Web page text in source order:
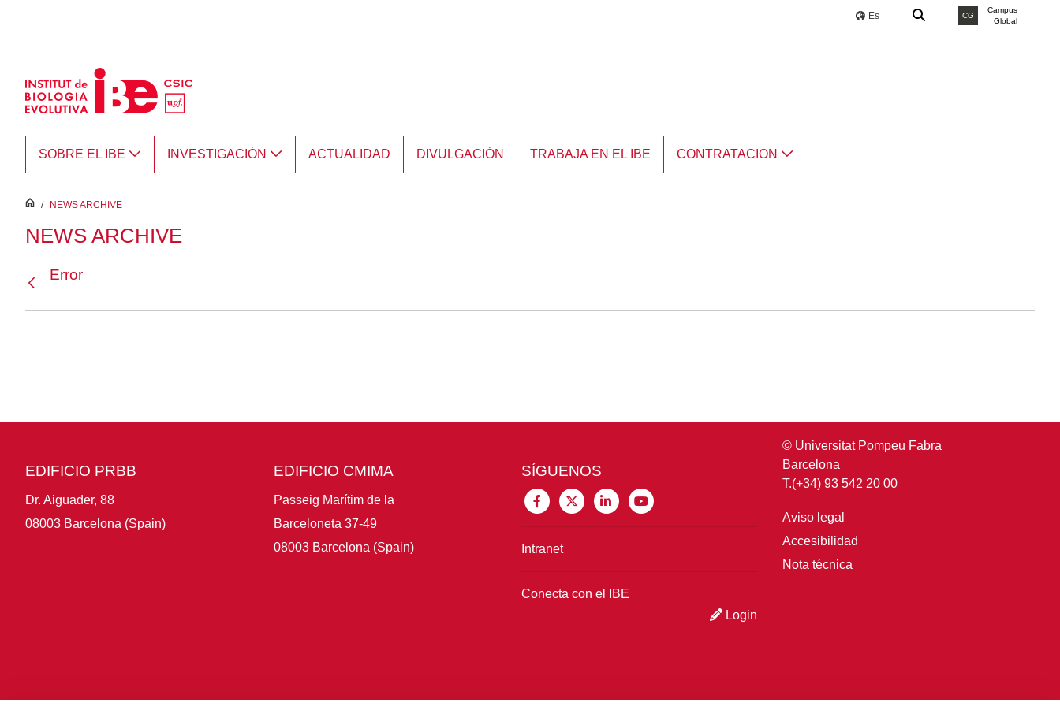
Es CG
Campus
Global
SOBRE EL IBE INVESTIGACIÓN ACTUALIDAD DIVULGACIÓN TRABAJA EN EL IBE CONTRATACION
inici
/ NEWS ARCHIVE
NEWS ARCHIVE
Error
EDIFICIO PRBB
Dr. Aiguader, 88
08003 Barcelona (Spain)
EDIFICIO CMIMA
Passeig Marítim de la
Barceloneta 37-49
08003 Barcelona (Spain)
SÍGUENOS
Intranet
Conecta con el IBE
Login
© Universitat Pompeu Fabra
Barcelona
T.(+34) 93 542 20 00
Aviso legal
Accesibilidad
Nota técnica